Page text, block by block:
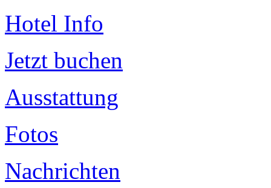
Hotel Info
Jetzt buchen
Ausstattung
Fotos
Nachrichten